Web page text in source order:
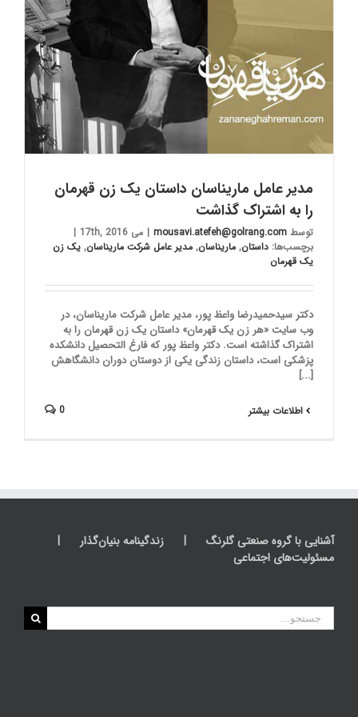
مدیر عامل ماریناسان داستان یک زن قهرمان
را به اشتراک گذاشت
توسط mousavi.atefeh@golrang.com
| می 17th, 2016
|
برچسب‌ها: داستان, ماریناسان, مدیر عامل شرکت ماریناسان, یک زن
یک قهرمان
دکتر سید‌حمیدرضا واعظ‌ پور، مدیر عامل شرکت ماریناسان، در
وب سایت «هر زن یک قهرمان» داستان یک زن قهرمان را به
اشتراک گذاشته است. دکتر واعظ پور که فارغ التحصیل دانشکده
پزشکی است، داستان زندگی یکی از دوستان دوران دانشگاهش
[...]
اطلاعات بیشتر 0
آشنایی با گروه صنعتی گلرنگ
زندگینامه بنیان‌گذار
مسئولیت‌های اجتماعی
جستجو
برای: